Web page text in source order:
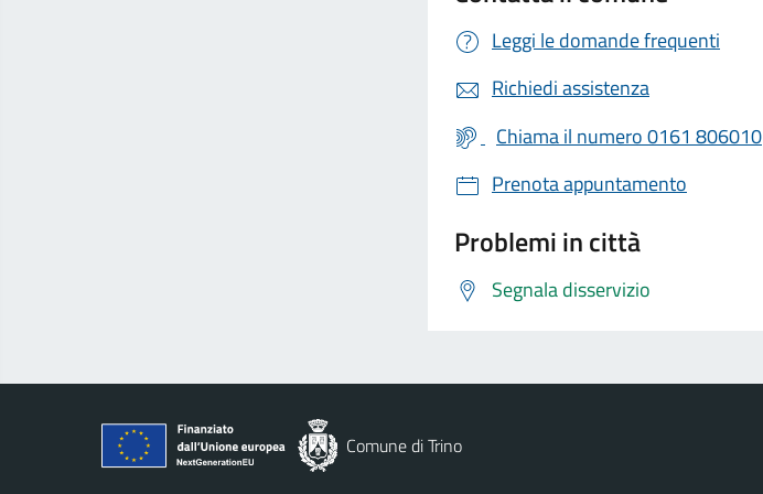
Leggi le domande frequenti
Richiedi assistenza
Chiama il numero 0161 806010
Prenota appuntamento
Problemi in città
Segnala disservizio
Comune di Trino